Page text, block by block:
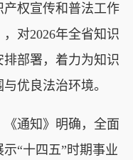
产权宣传和普法工作
对2026年全省知识
部署，着力为知识
优良法治环境。
通知》明确，全面
“十四五”时期事业